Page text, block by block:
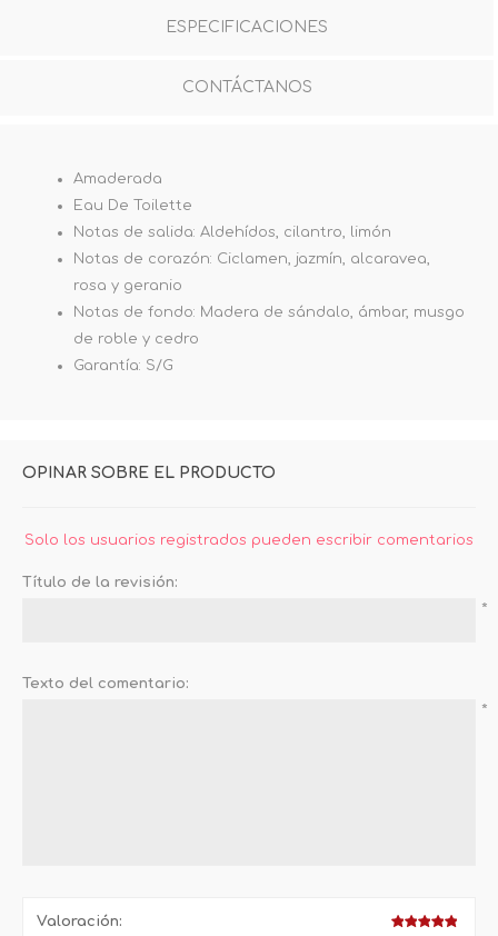
ESPECIFICACIONES
CONTÁCTANOS
Amaderada
Eau De Toilette
Notas de salida: Aldehídos, cilantro, limón
Notas de corazón: Ciclamen, jazmín, alcaravea,
rosa y geranio
Notas de fondo: Madera de sándalo, ámbar, musgo
de roble y cedro
Garantía: S/G
OPINAR SOBRE EL PRODUCTO
Solo los usuarios registrados pueden escribir comentarios
Título de la revisión:
*
Texto del comentario:
*
Valoración: